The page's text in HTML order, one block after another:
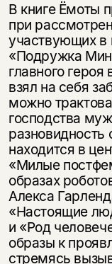
В книге Ёмоты
при
участвующих в
«Подружка
главного
взял на себя
можно
господства
разновидность
находится в
«Милые
образах
Алекса
«Настоящие
и «Род
образы к
стремясь